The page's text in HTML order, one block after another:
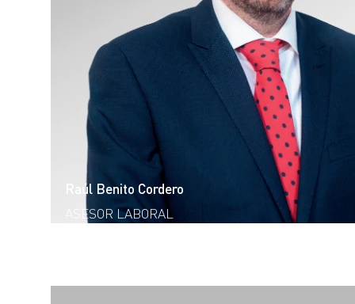
Raúl Benito Cordero
ASESOR LABORAL